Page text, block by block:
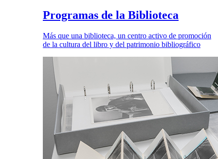
Programas de la Biblioteca
Más que una biblioteca, un centro activo de promoción
de la cultura del libro y del patrimonio bibliográfico